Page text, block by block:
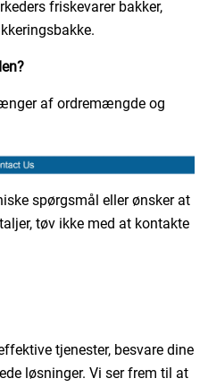
friskevarer bakker,
af ordremængde og
spørgsmål eller ønsker at
tøv ikke med at kontakte
tjenester, besvare dine
løsninger. Vi ser frem til at